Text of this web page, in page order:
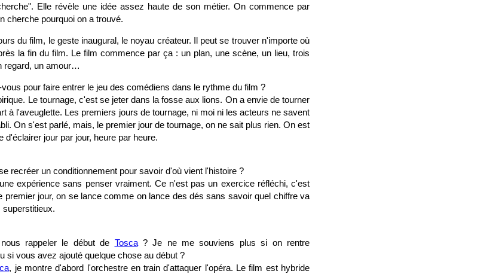
Elle révèle une idée assez haute de son métier. On commence par
cherche pourquoi on a trouvé.
du film, le geste inaugural, le noyau créateur. Il peut se trouver n'importe où
la fin du film. Le film commence par ça : un plan, une scène, un lieu, trois
regard, un amour…
pour faire entrer le jeu des comédiens dans le rythme du film ?
Le tournage, c'est se jeter dans la fosse aux lions. On a envie de tourner
à l'aveuglette. Les premiers jours de tournage, ni moi ni les acteurs ne savent
On s'est parlé, mais, le premier jour de tournage, on ne sait plus rien. On est
d'éclairer jour par jour, heure par heure.
recréer un conditionnement pour savoir d'où vient l'histoire ?
expérience sans penser vraiment. Ce n'est pas un exercice réfléchi, c'est
premier jour, on se lance comme on lance des dés sans savoir quel chiffre va
superstitieux.
rappeler le début de Tosca? Je ne me souviens plus si on rentre
si vous avez ajouté quelque chose au début ?
, je montre d'abord l'orchestre en train d'attaquer l'opéra. Le film est hybride